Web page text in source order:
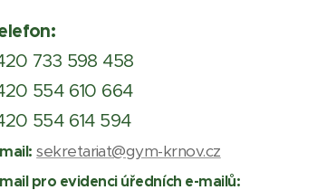
733 598 458
554 610 664
554 614 594
sekretariat@gym-krnov.cz
pro evidenci úředních e-mailů: